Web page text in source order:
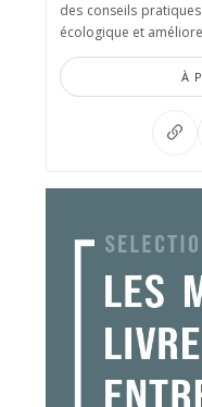
des conseils
écologique et
À